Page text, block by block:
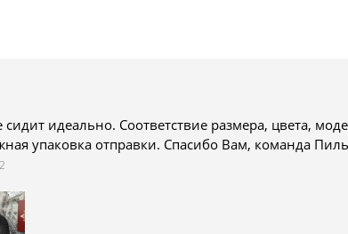
идеально. Соответствие размера, цвета,
упаковка отправки. Спасибо Вам, команда